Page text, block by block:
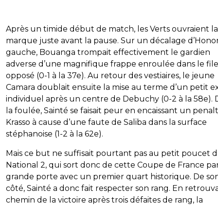
Après un timide début de match, les Verts ouvraient la
marque juste avant la pause. Sur un décalage
gauche, Bouanga trompait effectivement le gardien
adverse d’une magnifique frappe enroulée dans le
opposé (0-1 à la 37e). Au retour des vestiaires, le jeune
Camara doublait ensuite la mise au terme d’un petit
individuel après un centre de Debuchy (0-2 à la 58e).
la foulée, Sainté se faisait peur en encaissant un
Krasso à cause d’une faute de Saliba dans la surface
stéphanoise (1-2 à la 62e).
Mais ce but ne suffisait pourtant pas au petit poucet
National 2, qui sort donc de cette Coupe de France
grande porte avec un premier quart historique. De
côté, Sainté a donc fait respecter son rang. En
chemin de la victoire après trois défaites de rang, la